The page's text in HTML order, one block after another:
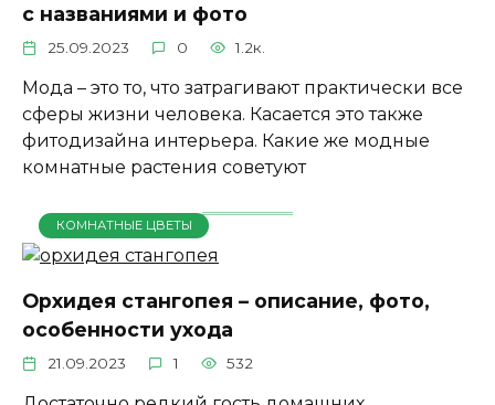
с названиями и фото
25.09.2023 0 1.2к.
Мода – это то, что затрагивают практически все
сферы жизни человека. Касается это также
фитодизайна интерьера. Какие же модные
комнатные растения советуют
КОМНАТНЫЕ ЦВЕТЫ
Орхидея стангопея – описание, фото,
особенности ухода
21.09.2023 1 532